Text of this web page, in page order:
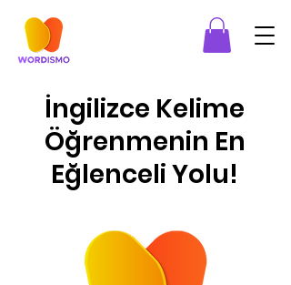
İngilizce Kelime
Öğrenmenin En
Eğlenceli Yolu!